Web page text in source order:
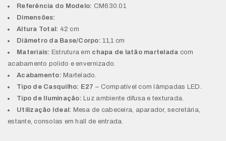
Referência do Modelo: CM630.01
Dimensões:
Altura Total: 42 cm
Diâmetro da Base/Corpo: 11,1 cm
Materiais: Estrutura em chapa de latão martelada com
acabamento polido e envernizado.
Acabamento: Martelado.
Tipo de Casquilho: E27 – Compatível com lâmpadas LED.
Tipo de Iluminação: Luz ambiente difusa e texturada.
Utilização Ideal: Mesa de cabeceira, aparador, secretária,
estante, consolas em hall de entrada.